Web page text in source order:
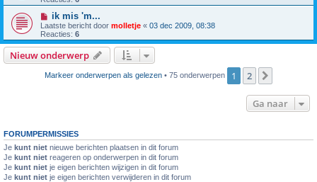
ik mis 'm...
Laatste bericht door molletje « 03 dec 2009, 08:38
Reacties: 6
Nieuw onderwerp
Markeer onderwerpen als gelezen • 75 onderwerpen 1 2
Ga naar
FORUMPERMISSIES
Je kunt niet nieuwe berichten plaatsen in dit forum
Je kunt niet reageren op onderwerpen in dit forum
Je kunt niet je eigen berichten wijzigen in dit forum
Je kunt niet je eigen berichten verwijderen in dit forum